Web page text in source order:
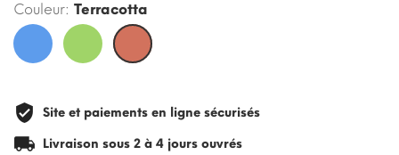
Couleur: Terracotta
Bleu
Vert Terracotta
Site et paiements en ligne sécurisés
Livraison sous 2 à 4 jours ouvrés